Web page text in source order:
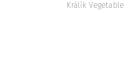
Králík Vegetable